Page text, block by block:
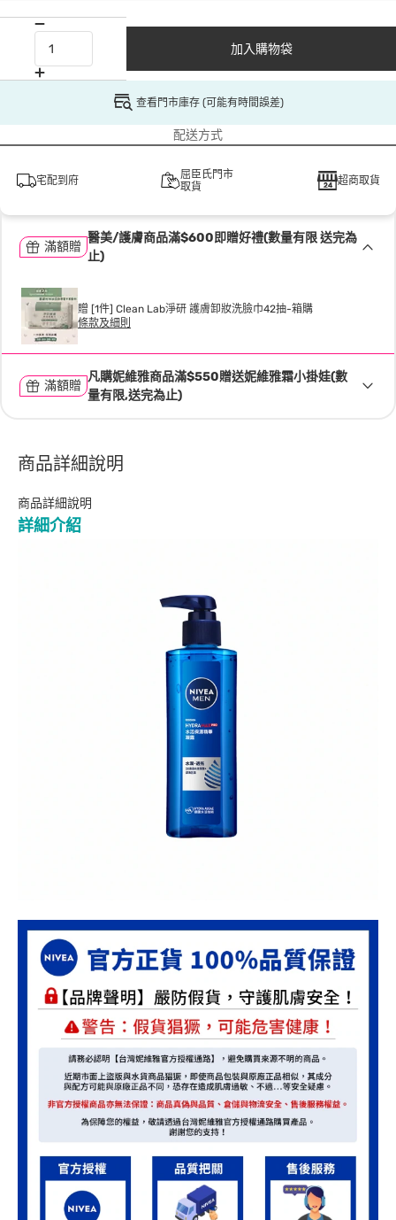
加入購物袋
查看門市庫存 (可能有時間誤差)
配送方式
宅配到府
屈臣氏門市
取貨
超商取貨
滿額贈
醫美/護膚商品滿$600即贈好禮(數量有限 送完為
止)
贈 [1件] Clean Lab淨研 護膚卸妝洗臉巾42抽-箱購
條款及細則
滿額贈
凡購妮維雅商品滿$550贈送妮維雅霜小掛娃(數
量有限,送完為止)
商品詳細說明
商品詳細說明
詳細介紹